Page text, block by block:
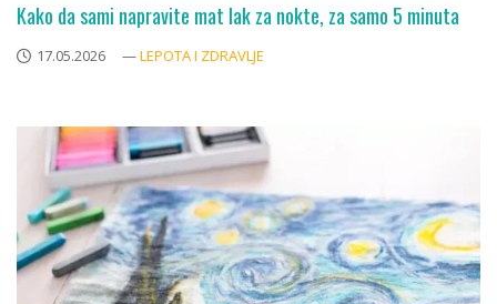
Kako da sami napravite mat lak za nokte, za samo 5 minuta
17.05.2026 —LEPOTA I ZDRAVLJE